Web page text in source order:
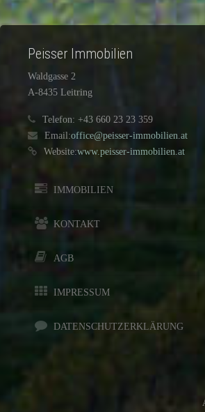
Peisser Immobilien
Waldgasse 2
A-8435 Leitring
Telefon: +43 660 23 23 359
Email:office@peisser-immobilien.at
Website:www.peisser-immobilien.at
IMMOBILIEN
KONTAKT
AGB
IMPRESSUM
DATENSCHUTZERKLÄRUNG